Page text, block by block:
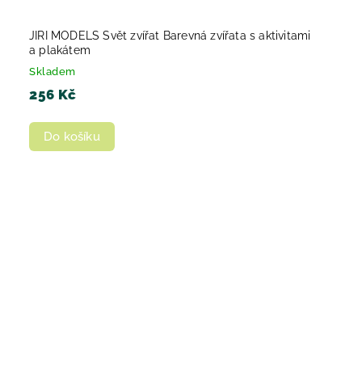
JIRI MODELS Svět zvířat Barevná zvířata s aktivitami
a plakátem
Skladem
256 Kč
Do košíku